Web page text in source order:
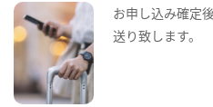
お申し込み確定
送り致します。